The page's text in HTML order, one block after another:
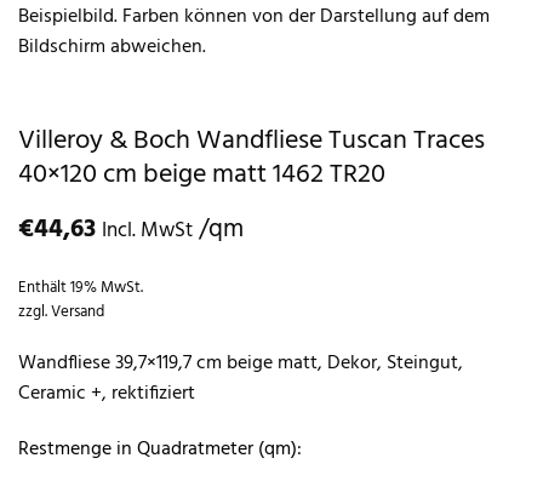
Beispielbild. Farben können von der Darstellung auf dem
Bildschirm abweichen.
Villeroy & Boch Wandfliese Tuscan Traces
40×120 cm beige matt 1462 TR20
€44,63 Incl. MwSt/qm
Enthält 19% MwSt.
zzgl.Versand
Wandfliese 39,7×119,7 cm beige matt, Dekor, Steingut,
Ceramic +, rektifiziert
Restmenge in Quadratmeter (qm):